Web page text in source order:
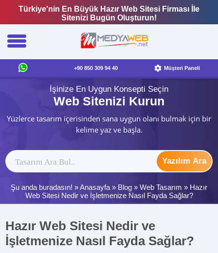
Türkiye'nin En Büyük Hazır Web Sitesi Firması İle
Sitenizi Bugün Oluşturun!
+90 850 309 94 40 Müşteri Paneli
İşinize En Uygun Konsepti Seçin
Web Sitenizi Kurun
Yüzlerce tasarım içerisinden sana uygun olanı bulmak için bir
kelime yaz ve başla.
Yazılım Ara
Şu anda buradasın! »Anasayfa » Blog » Web Tasarım » Hazır
Web Sitesi Nedir ve İşletmenize Nasıl Fayda Sağlar?
Hazır Web Sitesi Nedir ve
İşletmenize Nasıl Fayda Sağlar?